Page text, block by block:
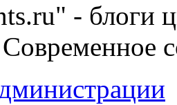
- блоги